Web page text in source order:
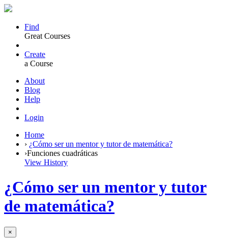
Find
Great Courses
Create
a Course
About
Blog
Help
Login
Home
› ¿Cómo ser un mentor y tutor de matemática?
›Funciones cuadráticas
View History
¿Cómo ser un mentor y tutor
de matemática?
×